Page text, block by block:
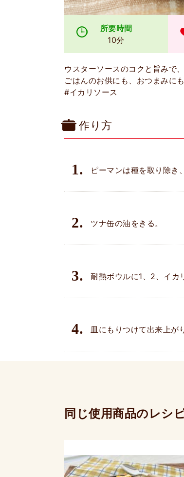
所要時間
10分
ウスターソースのコクと旨みで
ごはんのお供にも、おつまみに
#イカリソース
作り方
1. ピーマンは種を取り除き
2. ツナ缶の油をきる。
3. 耐熱ボウルに1、2、イカ
4. 皿にもりつけて出来上が
同じ使用商品のレシ